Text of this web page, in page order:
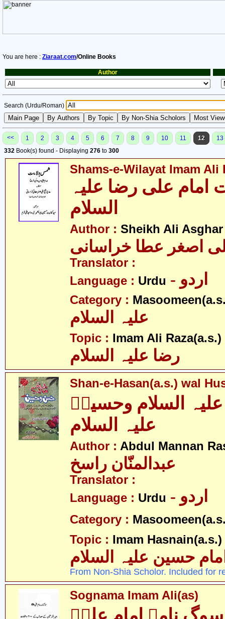
You are here : Ziaraat.com/Online Books
Author
Search (Urdu/Roman)
<< 1 2 3 4 5 6 7 8 9 10 11 12
13
332 Book(s) found - Displaying 276 to 300
Shams-e-Wilayat Imam Ali
علی رضا علیہ
السلام
Author : Sheikh Ali
اصغر عطا خراسانی
Translator :
Language : Urdu - اردو
Category :
Topic : Imam Ali Raza(a.s.)
رضا علیہ السلام
Shan-e-Hasan(a.s.) wal
السلام وحسینؑ
علیہ السلام
Author : Abdul Mannan
عبدالمنّان راسخ
Translator :
Language : Urdu - اردو
Category :
Topic : Imam Hasnain(a.s.)
حسین علیہ السلام
From Non-Shia Scholor. Included for
Sognama Imam Ali(as)